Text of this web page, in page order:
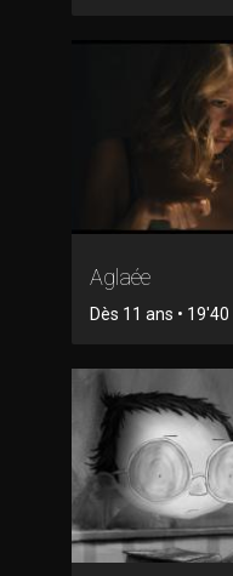
Aglaée
Dès 11 ans • 19'40